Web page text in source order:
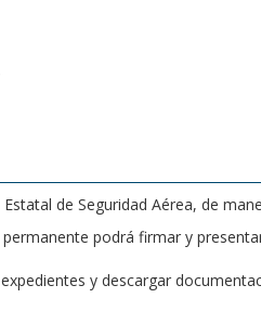
de Seguridad Aérea, de
podrá firmar y
y descargar